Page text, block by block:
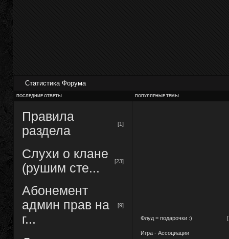
Статистика Форума
ПОСЛЕДНИЕ ОТВЕТЫ ПОПУЛЯРНЫЕ ТЕМЫ
Правила
раздела
[1]
Слухи о клане
(рушим сте...
[23]
Абонемент
админ прав на
г...
[9]
Флуд = подарочки :)
Игра - Ассоциации